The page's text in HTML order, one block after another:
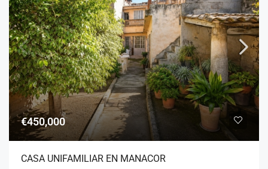
€450,000
CASA UNIFAMILIAR EN MANACOR